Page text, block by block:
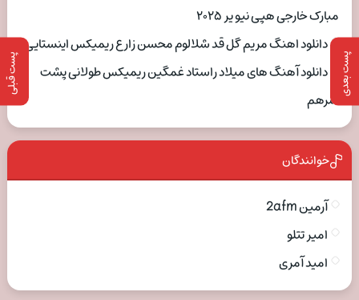
پست بعدی پست قبلی
مبارک خارجی هپی نیو یر ۲۰۲۵
دانلود اهنگ مریم گل قد شلالوم محسن زارع ریمیکس اینستایی
دانلود آهنگ های میلاد راستاد غمگین ریمیکس طولانی پشت
سرهم
خوانندگان
آرمین 2afm
امیر تتلو
امید آمری